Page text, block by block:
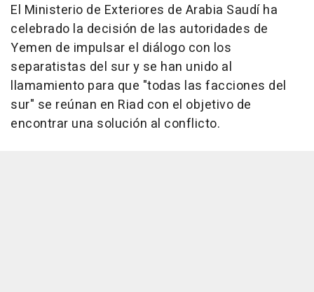
El Ministerio de Exteriores de Arabia Saudí ha
celebrado la decisión de las autoridades de
Yemen de impulsar el diálogo con los
separatistas del sur y se han unido al
llamamiento para que "todas las facciones del
sur" se reúnan en Riad con el objetivo de
encontrar una solución al conflicto.